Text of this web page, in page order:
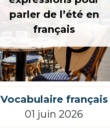
parler de l’été en
français
Vocabulaire français
01 juin 2026